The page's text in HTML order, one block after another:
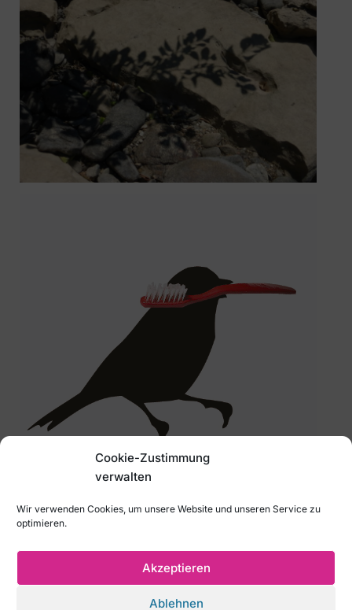
Cookie-Zustimmung
verwalten
Wir verwenden Cookies, um unsere Website und unseren Service zu
optimieren.
Akzeptieren
Ablehnen